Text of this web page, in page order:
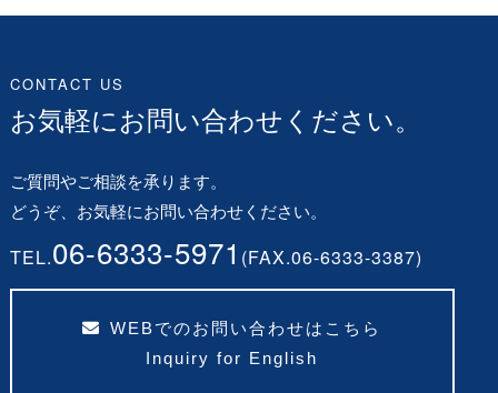
CONTACT US
お気軽にお問い合わせください。
ご質問やご相談を承ります。
どうぞ、お気軽にお問い合わせください。
TEL.06-6333-5971 (FAX.06-6333-3387)
WEBでのお問い合わせはこちら
Inquiry for English